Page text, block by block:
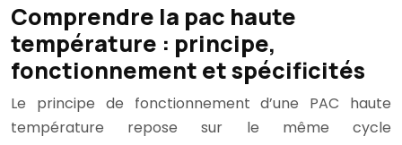
Comprendre la pac haute
température : principe,
fonctionnement et spécificités
Le principe de fonctionnement d’une PAC haute
température repose sur le même cycle